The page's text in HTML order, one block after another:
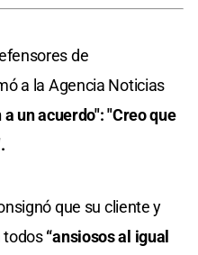
de
a la Agencia Noticias
un acuerdo": "Creo que
que su cliente y
todos“ansiosos al igual